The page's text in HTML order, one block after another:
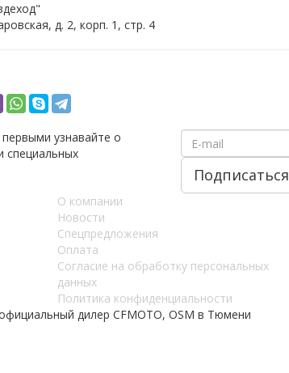
д. 2, корп. 1, стр. 4
узнавайте о
специальных
О компании
Новости
Спецпредложения
Оплата
Согласие на обработку персональных
данных
Политика конфиденциальности
дилер CFMOTO, OSM в Тюмени